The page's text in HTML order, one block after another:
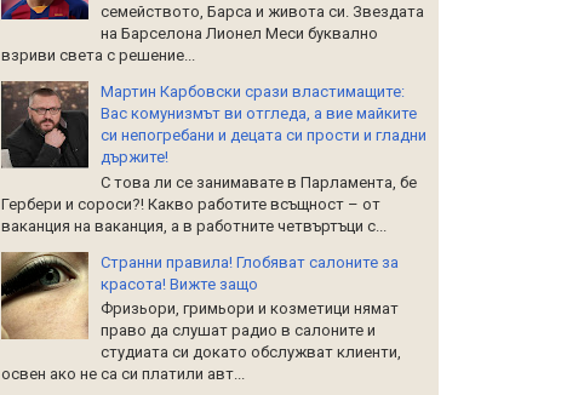
семейството, Барса и живота си. Звездата
на Барселона Лионел Меси буквално
взриви света с решение...
Мартин Карбовски срази властимащите:
Вас комунизмът ви отгледа, а вие майките
си непогребани и децата си прости и гладни
държите!
С това ли се занимавате в Парламента, бе
Гербери и сороси?! Какво работите всъщност – от
ваканция на ваканция, а в работните четвъртъци с...
Странни правила! Глобяват салоните за
красота! Вижте защо
Фризьори, гримьори и козметици нямат
право да слушат радио в салоните и
студиата си докато обслужват клиенти,
освен ако не са си платили авт...